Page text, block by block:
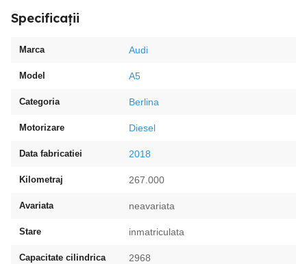
Specificații
Marca Audi
Model A5
Categoria Berlina
Motorizare Diesel
Data fabricatiei 2018
Kilometraj 267.000
Avariata neavariata
Stare inmatriculata
Capacitate cilindrica 2968